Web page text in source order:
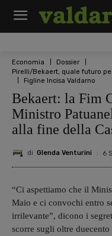
Economia
Dossier
Pirelli/Bekaert, quale futuro
Figline Incisa Valdarno
Bekaert: la Fim
Ministro
alla fine della
di Glenda Venturini 6
“Ci aspettiamo che il
Maio e ci convochi entro
irrilevante”, dicono i
scorre sugli oltre